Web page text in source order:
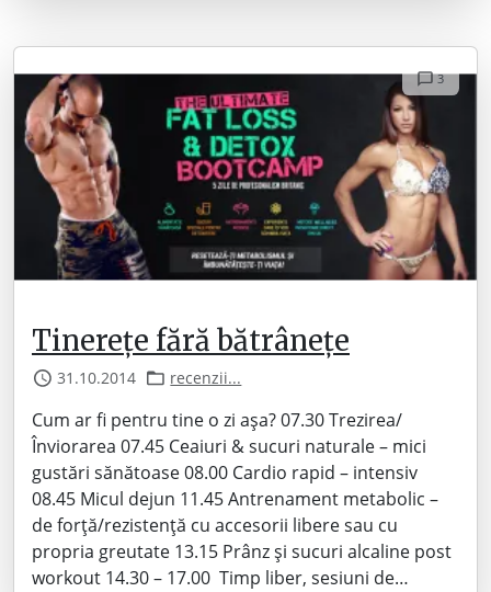
3
Tinerețe fără bătrânețe
31.10.2014 recenzii...
Cum ar fi pentru tine o zi așa? 07.30 Trezirea/
Înviorarea 07.45 Ceaiuri & sucuri naturale – mici
gustări sănătoase 08.00 Cardio rapid – intensiv
08.45 Micul dejun 11.45 Antrenament metabolic –
de forță/rezistență cu accesorii libere sau cu
propria greutate 13.15 Prânz și sucuri alcaline post
workout 14.30 – 17.00 Timp liber, sesiuni de…